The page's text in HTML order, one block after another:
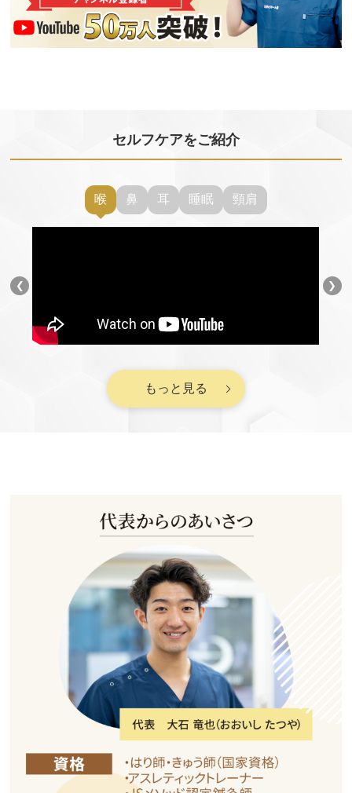
セルフケアをご紹介
喉 鼻 耳 睡眠 頸肩
❮ ❯
もっと見る